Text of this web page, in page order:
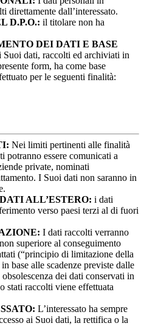
direttamente dall’interessato.
D.P.O.: il titolare non ha
DEI DATI E BASE
Suoi dati, raccolti ed archiviati in
form, ha come base
per le seguenti finalità:
Nei limiti pertinenti alle finalità
potranno essere comunicati a
private, nominati
I Suoi dati non saranno in
ALL’ESTERO: i dati
verso paesi terzi al di fuori
I dati raccolti verranno
superiore al conseguimento
(“principio di limitazione della
base alle scadenze previste dalle
dei dati conservati in
stati raccolti viene effettuata
L’interessato ha sempre
ai Suoi dati, la rettifica o la